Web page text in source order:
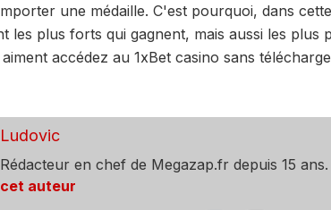
une médaille. C'est pourquoi, dans
les plus forts qui gagnent, mais aussi les plus
accédez au 1xBet casino sans
Rédacteur en chef de Megazap.fr depuis 15 ans.
cet auteur